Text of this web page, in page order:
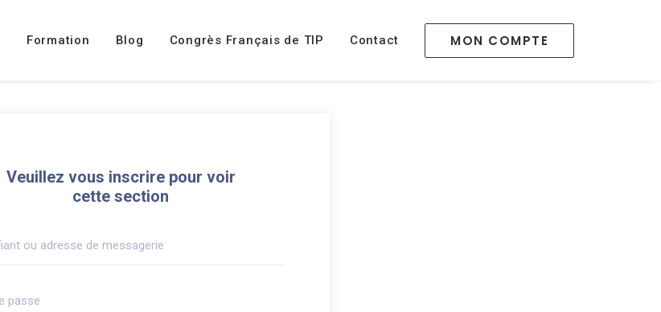
Formation Blog Congrès Français de TIP Contact MON COMPTE
Veuillez vous inscrire pour voir
cette section